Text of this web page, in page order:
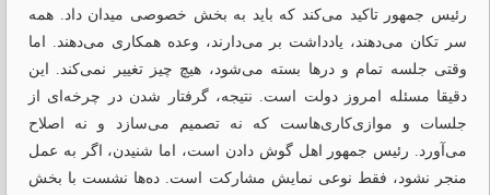
رئیس‌ جمهور تاکید می‌کند که باید به بخش خصوصی میدان داد. همه
سر تکان می‌دهند، یادداشت بر می‌دارند، وعده همکاری می‌دهند. اما
وقتی جلسه تمام و درها بسته می‌شود، هیچ ‌چیز تغییر نمی‌‌کند. این
دقیقا مسئله امروز دولت است. نتیجه، گرفتار شدن در چرخه‌ای از
جلسات و موازی‌کاری‌‌هاست که نه تصمیم می‌سازد و نه اصلاح
می‌آورد. رئیس‌ جمهور اهل گوش دادن است، اما شنیدن، اگر به عمل
منجر نشود، فقط نوعی نمایش مشارکت است. ده‌ها نشست با بخش